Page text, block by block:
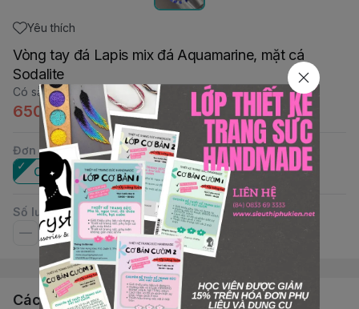
Yêu thích
Vòng tay đá Lapis mix đá Aquamarine, mặt cá
Sodalite
Có sẵn: 1
650.000đ
Đơn vị:
Cái
Số lượng
Các sản phẩm, dịch vụ khác